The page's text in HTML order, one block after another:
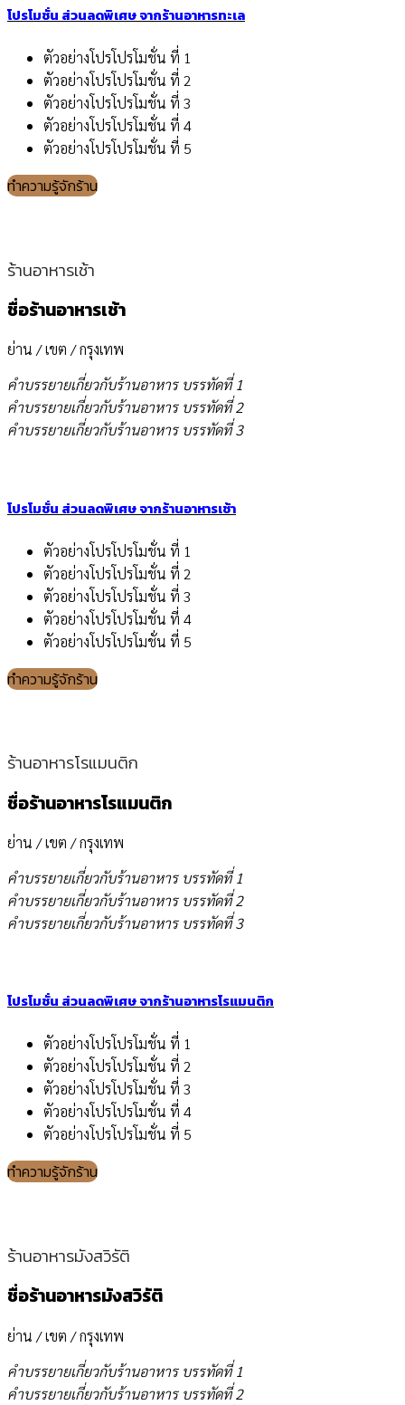
โปรโมชั่น ส่วนลดพิเศษ จากร้านอาหารทะเล
ตัวอย่างโปรโปรโมชั่น ที่ 1
ตัวอย่างโปรโปรโมชั่น ที่ 2
ตัวอย่างโปรโปรโมชั่น ที่ 3
ตัวอย่างโปรโปรโมชั่น ที่ 4
ตัวอย่างโปรโปรโมชั่น ที่ 5
ทำความรู้จักร้าน
ร้านอาหารเช้า
ชื่อร้านอาหารเช้า
ย่าน / เขต / กรุงเทพ
คำบรรยายเกี่ยวกับร้านอาหาร บรรทัดที่ 1
คำบรรยายเกี่ยวกับร้านอาหาร บรรทัดที่ 2
คำบรรยายเกี่ยวกับร้านอาหาร บรรทัดที่ 3
โปรโมชั่น ส่วนลดพิเศษ จากร้านอาหารเช้า
ตัวอย่างโปรโปรโมชั่น ที่ 1
ตัวอย่างโปรโปรโมชั่น ที่ 2
ตัวอย่างโปรโปรโมชั่น ที่ 3
ตัวอย่างโปรโปรโมชั่น ที่ 4
ตัวอย่างโปรโปรโมชั่น ที่ 5
ทำความรู้จักร้าน
ร้านอาหารโรแมนติก
ชื่อร้านอาหารโรแมนติก
ย่าน / เขต / กรุงเทพ
คำบรรยายเกี่ยวกับร้านอาหาร บรรทัดที่ 1
คำบรรยายเกี่ยวกับร้านอาหาร บรรทัดที่ 2
คำบรรยายเกี่ยวกับร้านอาหาร บรรทัดที่ 3
โปรโมชั่น ส่วนลดพิเศษ จากร้านอาหารโรแมนติก
ตัวอย่างโปรโปรโมชั่น ที่ 1
ตัวอย่างโปรโปรโมชั่น ที่ 2
ตัวอย่างโปรโปรโมชั่น ที่ 3
ตัวอย่างโปรโปรโมชั่น ที่ 4
ตัวอย่างโปรโปรโมชั่น ที่ 5
ทำความรู้จักร้าน
ร้านอาหารมังสวิรัติ
ชื่อร้านอาหารมังสวิรัติ
ย่าน / เขต / กรุงเทพ
คำบรรยายเกี่ยวกับร้านอาหาร บรรทัดที่ 1
คำบรรยายเกี่ยวกับร้านอาหาร บรรทัดที่ 2